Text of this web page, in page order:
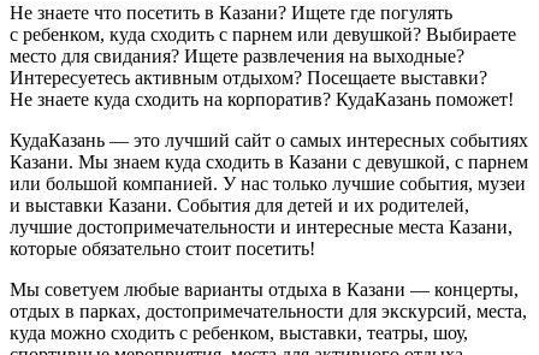
Не знаете что посетить в Казани? Ищете где погулять
с ребенком, куда сходить с парнем или девушкой? Выбираете
место для свидания? Ищете развлечения на выходные?
Интересуетесь активным отдыхом? Посещаете выставки?
Не знаете куда сходить на корпоратив? КудаКазань поможет!
КудаКазань — это лучший сайт о самых интересных событиях
Казани. Мы знаем куда сходить в Казани с девушкой, с парнем
или большой компанией. У нас только лучшие события, музеи
и выставки Казани. События для детей и их родителей,
лучшие достопримечательности и интересные места Казани,
которые обязательно стоит посетить!
Мы советуем любые варианты отдыха в Казани — концерты,
отдых в парках, достопримечательности для экскурсий, места,
куда можно сходить с ребенком, выставки, театры, шоу,